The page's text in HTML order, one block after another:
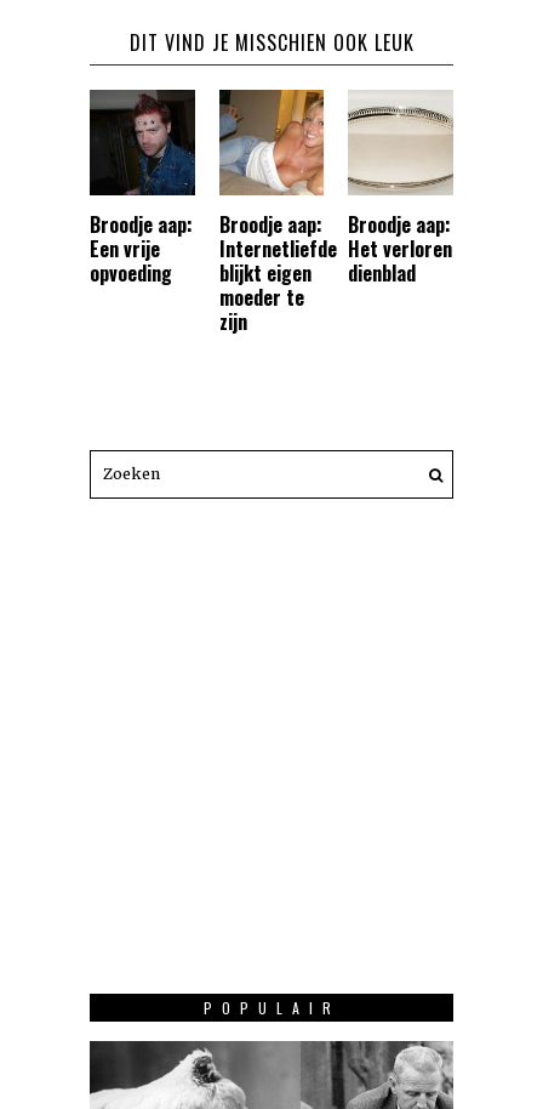
DIT VIND JE MISSCHIEN OOK LEUK
Broodje aap:
Een vrije
opvoeding
Broodje aap:
Internetliefde
blijkt eigen
moeder te
zijn
Broodje aap:
Het verloren
dienblad
POPULAIR